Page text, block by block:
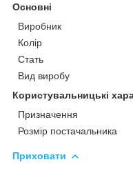
Основні
Виробник
Колір
Стать
Вид виробу
Користувальницькі
Призначення
Розмір постачальника
Приховати